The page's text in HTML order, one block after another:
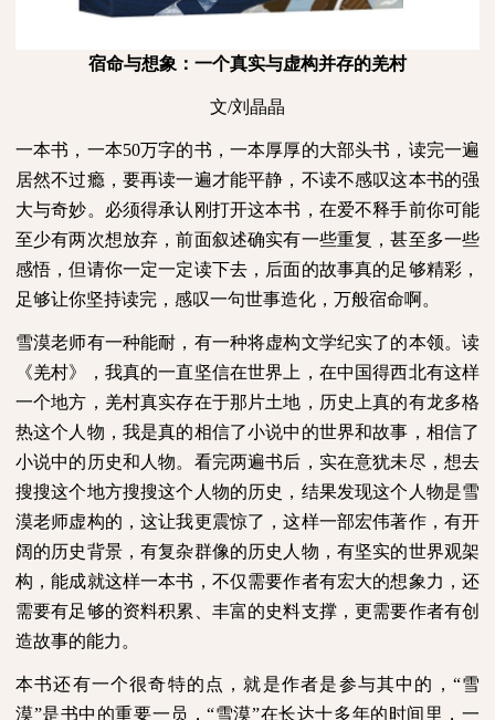
宿命与想象：一个真实与虚构并存的羌村
文/刘晶晶
一本书，一本50万字的书，一本厚厚的大部头书，读完一遍
居然不过瘾，要再读一遍才能平静，不读不感叹这本书的强
大与奇妙。必须得承认刚打开这本书，在爱不释手前你可能
至少有两次想放弃，前面叙述确实有一些重复，甚至多一些
感悟，但请你一定一定读下去，后面的故事真的足够精彩，
足够让你坚持读完，感叹一句世事造化，万般宿命啊。
雪漠老师有一种能耐，有一种将虚构文学纪实了的本领。读
《羌村》，我真的一直坚信在世界上，在中国得西北有这样
一个地方，羌村真实存在于那片土地，历史上真的有龙多格
热这个人物，我是真的相信了小说中的世界和故事，相信了
小说中的历史和人物。看完两遍书后，实在意犹未尽，想去
搜搜这个地方搜搜这个人物的历史，结果发现这个人物是雪
漠老师虚构的，这让我更震惊了，这样一部宏伟著作，有开
阔的历史背景，有复杂群像的历史人物，有坚实的世界观架
构，能成就这样一本书，不仅需要作者有宏大的想象力，还
需要有足够的资料积累、丰富的史料支撑，更需要作者有创
造故事的能力。
本书还有一个很奇特的点，就是作者是参与其中的，“雪
漠”是书中的重要一员，“雪漠”在长达十多年的时间里，一